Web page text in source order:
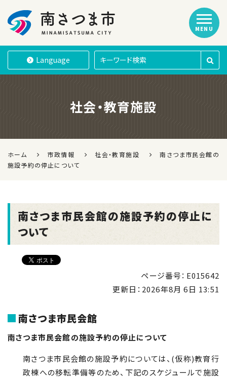
南さつま市
Language
MENU
社会・教育施設
ホーム 市政情報 社会・教育施設
南さつま市民会館の
施設予約の停止について
南さつま市民会館の施設予約の停止に
ついて
ページ番号：E015642
更新日： 2026年8月 6日 13:51
南さつま市民会館
南さつま市民会館の施設予約の停止について
南さつま市民会館の施設予約については、(仮称)教育行
政棟への移転準備等のため、下記のスケジュールで施設